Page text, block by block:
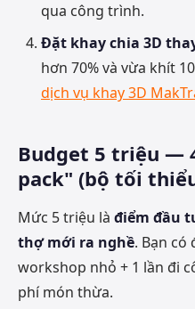
qua công trình.
Đặt khay chia 3D
hơn 70% và vừa khít
dịch vụ khay 3D
Budget 5 triệu —
pack" (bộ tối
Mức 5 triệu là điểm đầu
thợ mới ra nghề. Bạn có
workshop nhỏ + 1 lần đi
phí món thừa.